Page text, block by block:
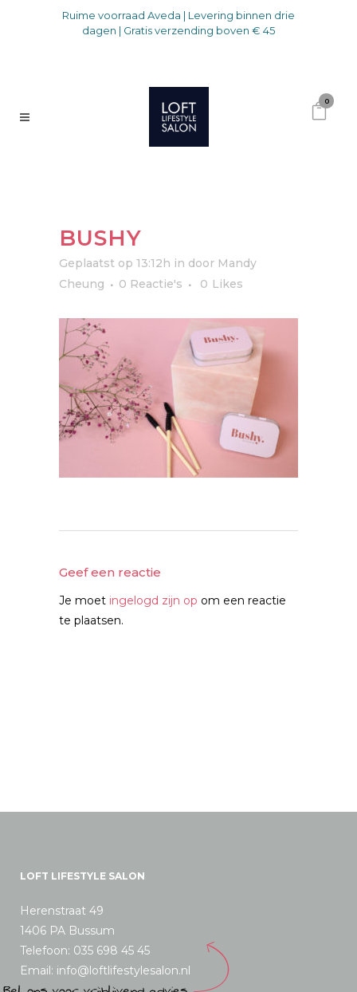
Ruime voorraad Aveda | Levering binnen drie
dagen | Gratis verzending boven € 45
0
BUSHY
Geplaatst op 13:12h in door Mandy
Cheung
0 Reactie's 0 Likes
Geef een reactie
Je moet ingelogd zijn op om een reactie
te plaatsen.
LOFT LIFESTYLE SALON
Herenstraat 49
1406 PA Bussum
Telefoon: 035 698 45 45
Email: info@loftlifestylesalon.nl